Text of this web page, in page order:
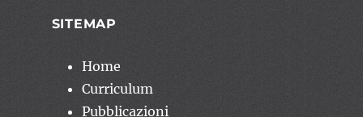
SITEMAP
Home
Curriculum
Pubblicazioni